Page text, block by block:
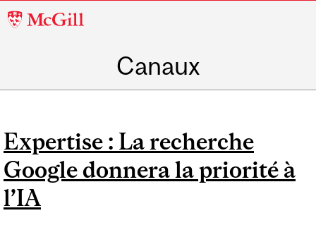
McGill
Canaux
Expertise : La recherche
Google donnera la priorité à
l’IA